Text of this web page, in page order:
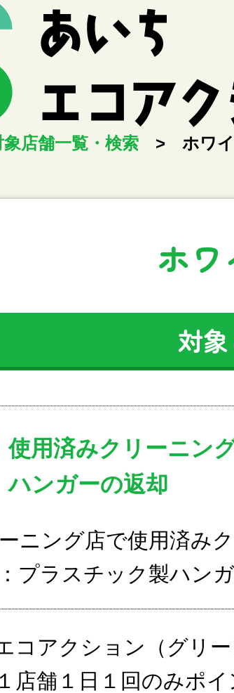
象店舗一覧・検索 > ホワ
ホ
対
使用済みクリーニン
ハンガーの返却
ニング店で使用済み
プラスチック製ハン
コアクション（グリ
店舗１日１回のみポ